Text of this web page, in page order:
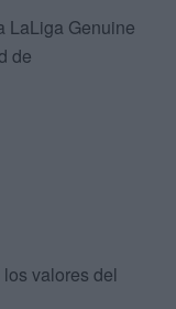
LaLiga Genuine
de
valores del